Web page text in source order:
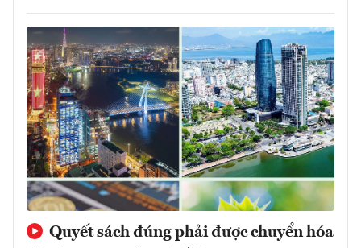
Quyết sách đúng phải được chuyển hóa